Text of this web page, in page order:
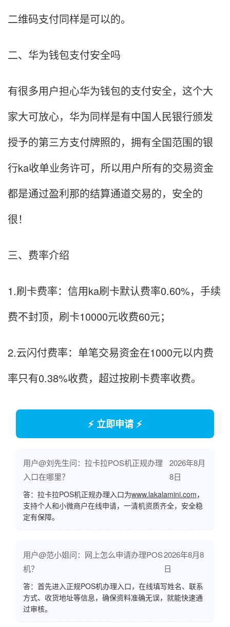
二维码支付同样是可以的。
二、华为钱包支付安全吗
有很多用户担心华为钱包的支付安全，这个大
家大可放心，华为同样是有中国人民银行颁发
授予的第三方支付牌照的，拥有全国范围的银
行ka收单业务许可，所以用户所有的交易资金
都是通过盈利那的结算通道交易的，安全的
很！
三、费率介绍
1.刷卡费率：信用ka刷卡默认费率0.60%，手续
费不封顶，刷卡10000元收费60元；
2.云闪付费率：单笔交易资金在1000元以内费
率只有0.38%收费，超过按刷卡费率收费。
⚡ 立即申请 ⚡
用户@刘先生问：拉卡拉POS机正规办理
入口在哪里？
2026年8月
8日
答：拉卡拉POS机正规办理入口为www.lakalamini.com，
支持个人和小微商户在线申请，一清机资质齐全，安全稳
定有保障。
用户@范小姐问：网上怎么申请办理POS
机？
2026年8月8
日
答：首先进入正规POS机办理入口，在线填写姓名、联系
方式、收货地址等信息，确保资料准确无误，就能快速通
过审核。